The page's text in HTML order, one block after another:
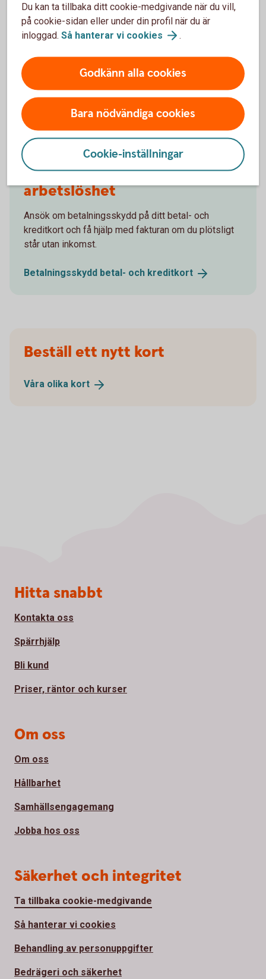
664659685
Skydd vid sjukdom och
arbetslöshet
Ansök om betalningsskydd på ditt betal- och
kreditkort och få hjälp med fakturan om du plötsligt
står utan inkomst.
Betalningsskydd betal- och kreditkort
Beställ ett nytt kort
Våra olika kort
Du kan ta tillbaka ditt cookie-medgivande när du vill,
på cookie-sidan eller under din profil när du är
inloggad. Så hanterar vi cookies .
Godkänn alla cookies
Bara nödvändiga cookies
Cookie-inställningar
Sidfot
Hitta snabbt
Kontakta oss
Spärrhjälp
Bli kund
Priser, räntor och kurser
Om oss
Om oss
Hållbarhet
Samhällsengagemang
Jobba hos oss
Säkerhet och integritet
Ta tillbaka cookie-medgivande
Så hanterar vi cookies
Behandling av personuppgifter
Bedrägeri och säkerhet